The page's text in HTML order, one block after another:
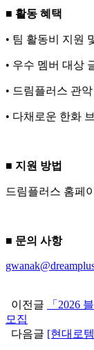
■ 활동 혜택
• 팀 활동비 지원
• 우수 멤버 대상
• 드림플러스 관
• 다채로운 한화
■ 지원 방법
드림플러스 홈페
■ 문의 사항
이전글
「2026
모집
다음글 [현대로